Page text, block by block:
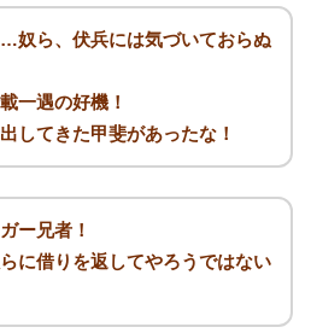
奴ら、伏兵には気づいておらぬ
一遇の好機！
してきた甲斐があったな！
ー兄者！
に借りを返してやろうではない